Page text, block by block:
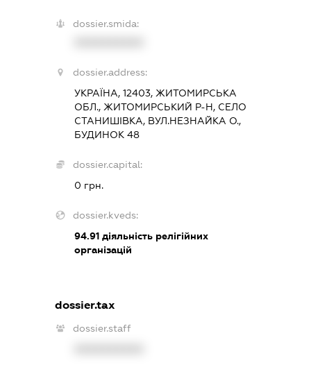
dossier.smida:
dossier.address:
УКРАЇНА, 12403, ЖИТОМИРСЬКА
ОБЛ., ЖИТОМИРСЬКИЙ Р-Н, СЕЛО
СТАНИШІВКА, ВУЛ.НЕЗНАЙКА О.,
БУДИНОК 48
dossier.capital:
0 грн.
dossier.kveds:
94.91 діяльність релігійних
організацій
dossier.tax
dossier.staff